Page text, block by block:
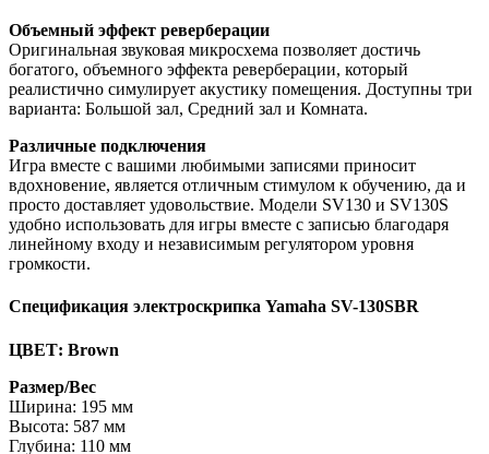
Объемный эффект реверберации
Оригинальная звуковая микросхема позволяет достичь
богатого, объемного эффекта реверберации, который
реалистично симулирует акустику помещения. Доступны три
варианта: Большой зал, Средний зал и Комната.
Различные подключения
Игра вместе с вашими любимыми записями приносит
вдохновение, является отличным стимулом к обучению, да и
просто доставляет удовольствие. Модели SV130 и SV130S
удобно использовать для игры вместе с записью благодаря
линейному входу и независимым регулятором уровня
громкости.
Спецификация электроскрипка Yamaha SV-130SBR
ЦВЕТ: Brown
Размер/Вес
Ширина: 195 мм
Высота: 587 мм
Глубина: 110 мм